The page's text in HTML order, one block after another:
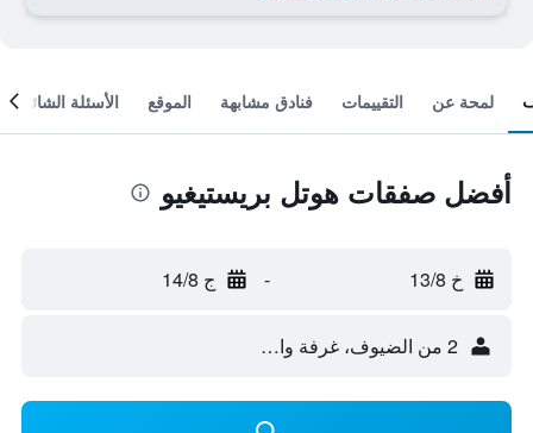
لمحة عن التقييمات فنادق مشابهة الموقع الأسئلة الشائعة
أفضل صفقات هوتل بريستيغيو
خ 13/8 - ج 14/8
2 من الضيوف، غرفة واحدة